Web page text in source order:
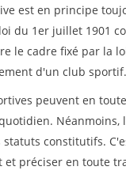
est en principe
du 1er juillet 1901
le cadre fixé par la
d'un club sportif.
peuvent en
Néanmoins,
constitutifs.
préciser en toute